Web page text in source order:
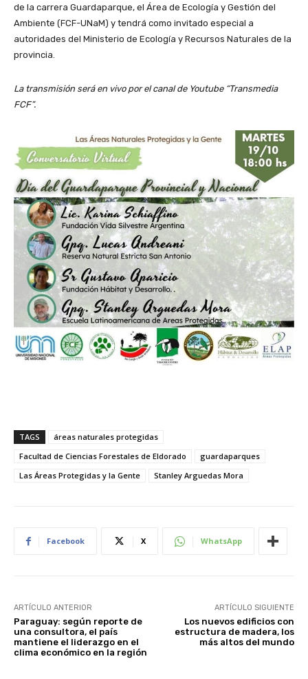
de la carrera Guardaparque, el Área de Ecología y Gestión del
Ambiente (FCF-UNaM) y tendrá como invitado especial a
autoridades del Ministerio de Ecología y Recursos Naturales de la
provincia.
La transmisión será en vivo por el canal de Youtube “Transmedia
FCF”.
TAGS
áreas naturales protegidas
Facultad de Ciencias Forestales de Eldorado
guardaparques
Las Áreas Protegidas y la Gente
Stanley Arguedas Mora
Facebook X WhatsApp
ARTÍCULO ANTERIOR
Paraguay: según reporte de
una consultora, el país
mantiene el liderazgo en el
clima económico en la región
ARTÍCULO SIGUIENTE
Los nuevos edificios con
estructura de madera, los
más altos del mundo